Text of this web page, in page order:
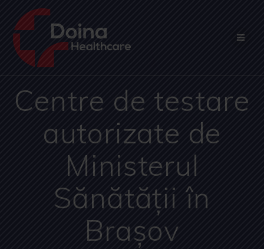
Centre de testare
autorizate de
Ministerul
Sănătății în
Brașov